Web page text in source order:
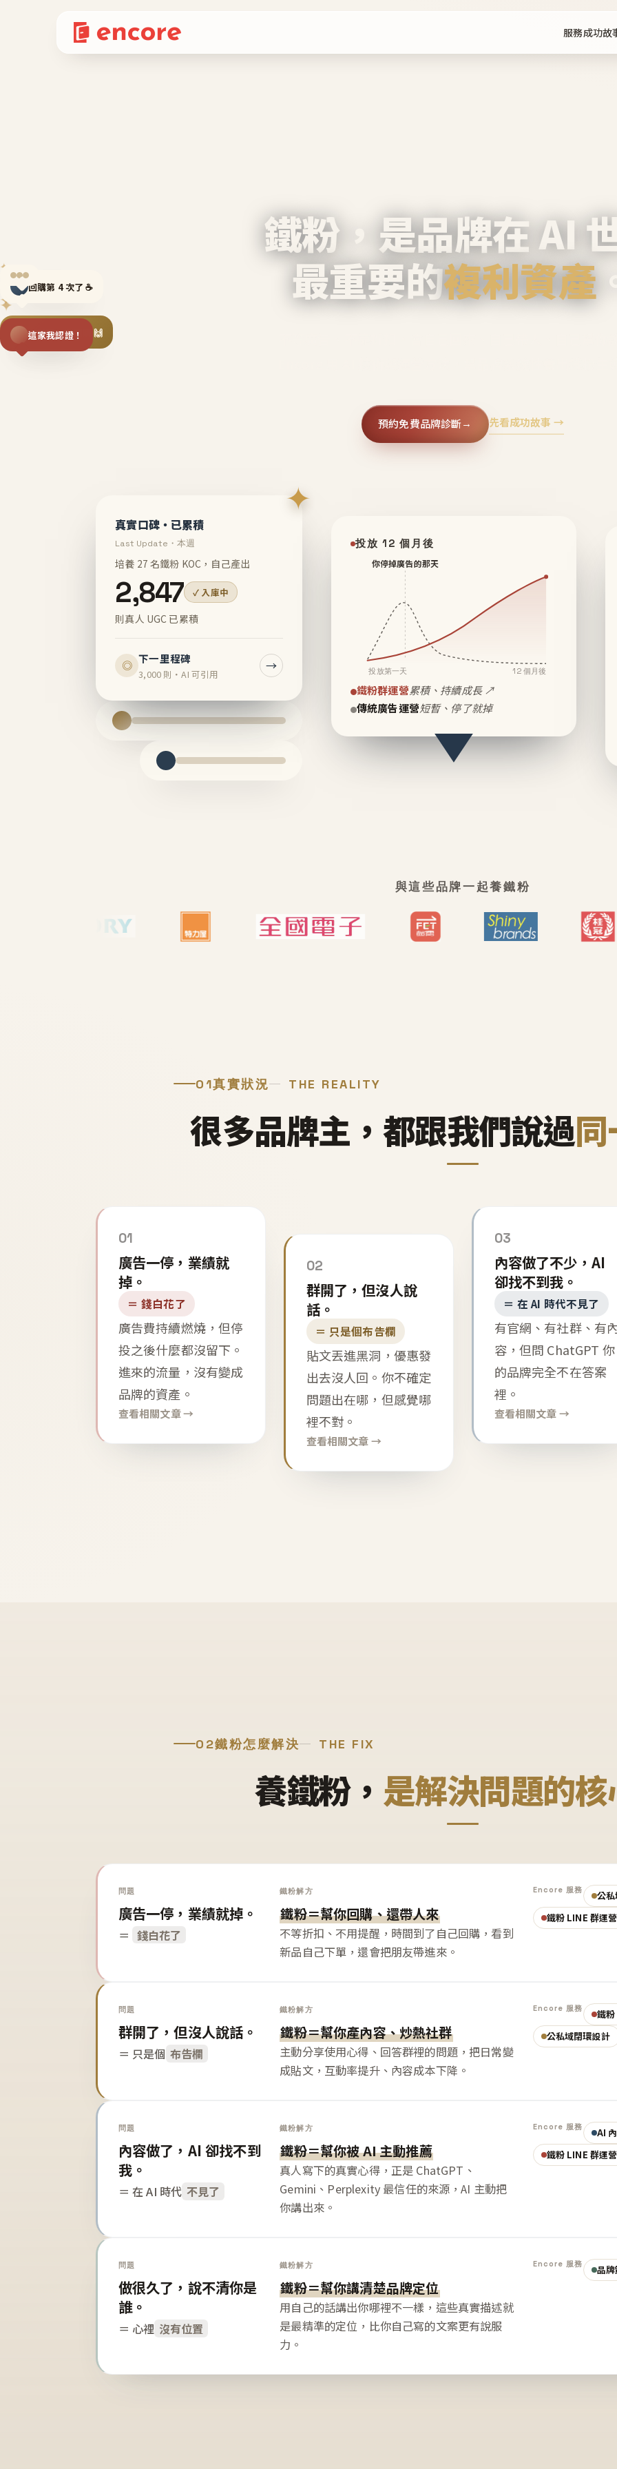
服務成功故
✦
✦
✦
回購第 4 次了 ☕
揪同事一起團購 🙌
這家我認證！
鐵粉，是品牌在 AI
最重要的複利資產
預約免費品牌診斷→ 先看成功故事 →
✦
真實口碑・已累積
Last Update・本週
培養 27 名鐵粉 KOC，自己產出
2,847 ✓ 入庫中
則真人 UGC 已累積
◎ 下一里程碑
3,000 則・AI 可引用
→
投放 12 個月後
你停掉廣告的那天
投放第一天 12 個月後
鐵粉群運營累積、持續成長 ↗
傳統廣告運營短暫、停了就掉
與這些品牌一起養鐵粉
01真實狀況 THE REALITY
很多品牌主，都跟我們說過同
01
廣告一停，業績就
掉。
＝ 錢白花了
廣告費持續燃燒，但停
投之後什麼都沒留下。
進來的流量，沒有變成
品牌的資產。
查看相關文章 →
02
群開了，但沒人說
話。
＝ 只是個布告欄
貼文丟進黑洞，優惠發
出去沒人回。你不確定
問題出在哪，但感覺哪
裡不對。
查看相關文章 →
03
內容做了不少，AI
卻找不到我。
＝ 在 AI 時代不見了
有官網、有社群、有
容，但問 ChatGPT 你
的品牌完全不在答案
裡。
查看相關文章 →
02鐵粉怎麼解決 THE FIX
養鐵粉， 是解決問題的
問題
廣告一停，業績就掉。
＝ 錢白花了
鐵粉解方
鐵粉＝幫你回購、還帶人來
不等折扣、不用提醒，時間到了自己回購，看到
新品自己下單，還會把朋友帶進來。
Encore 服務
公
鐵粉 LINE 群運營
問題
群開了，但沒人說話。
＝ 只是個 布告欄
鐵粉解方
鐵粉＝幫你產內容、炒熱社群
主動分享使用心得、回答群裡的問題，把日常變
成貼文，互動率提升、內容成本下降。
Encore 服務
鐵
公私域閉環設計
問題
內容做了，AI 卻找不到
我。
＝ 在 AI 時代 不見了
鐵粉解方
鐵粉＝幫你被 AI 主動推薦
真人寫下的真實心得，正是 ChatGPT、
Gemini、Perplexity 最信任的來源，AI 主動把
你講出來。
Encore 服務
AI
鐵粉 LINE 群運營
問題
做很久了，說不清你是
誰。
＝ 心裡 沒有位置
鐵粉解方
鐵粉＝幫你講清楚品牌定位
用自己的話講出你哪裡不一樣，這些真實描述就
是最精準的定位，比你自己寫的文案更有說服
力。
Encore 服務 品